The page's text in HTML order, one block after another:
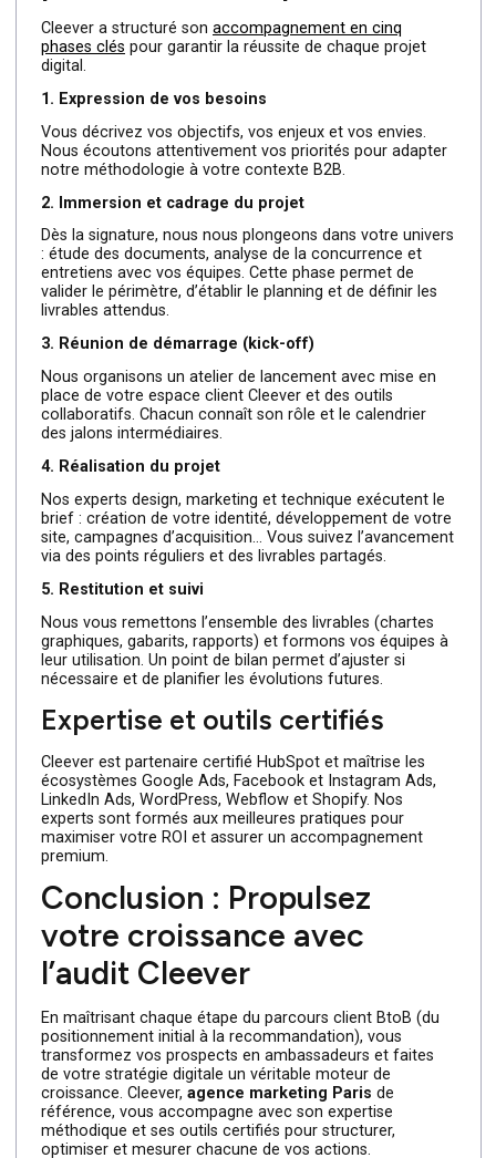
des avantages (réductions, accès en avant-première)
pour recommander vos services à son réseau. Cette
boucle vertueuse renforce votre notoriété et génère
Enfin, le community management joue un rôle clé :
animer des groupes LinkedIn ou des forums exclusifs
crée du lien et du partage de bonnes pratiques entre vos
clients. Les feedbacks recueillis alimentent vos équipes
produit et marketing, garants d’une amélioration
continue.
Avec Cleever, vos clients deviennent vos meilleurs
prescripteurs et contribuent activement à l’expansion de
votre société.
La méthode Cleever : notre
process en 5 étapes
Cleever a structuré son
phases cléspour garantir la réussite de chaque projet
1. Expression de vos besoins
Vous décrivez vos objectifs, vos enjeux et vos envies.
Nous écoutons attentivement vos priorités pour adapter
notre méthodologie à votre contexte B2B.
2. Immersion et cadrage du projet
Dès la signature, nous nous plongeons dans votre
: étude des documents, analyse de la concurrence et
entretiens avec vos équipes. Cette phase permet de
valider le périmètre, d’établir le planning et de définir les
livrables attendus.
3. Réunion de démarrage (kick-off)
Nous organisons un atelier de lancement avec mise en
place de votre espace client Cleever et des outils
des jalons intermédiaires.
4. Réalisation du projet
Nos experts design, marketing et technique exécutent le
brief : création de votre identité, développement de
site, campagnes d’acquisition… Vous suivez
via des points réguliers et des livrables partagés.
5. Restitution et suivi
Nous vous remettons l’ensemble des livrables (chartes
graphiques, gabarits, rapports) et formons vos équipes
leur utilisation. Un point de bilan permet d’ajuster si